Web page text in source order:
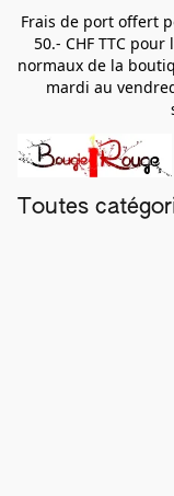
Frais de port offert
50.- CHF TTC
normaux de la
mardi au
Toutes